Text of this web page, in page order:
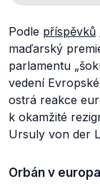
Podle příspěvků
maďarský
parlamentu
vedení
ostrá reakce
k okamžité
Ursuly von der
Orbán v